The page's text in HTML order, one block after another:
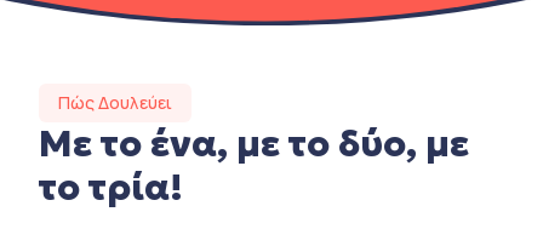
Πώς Δουλεύει
Με το ένα, με το δύο, με
το τρία!